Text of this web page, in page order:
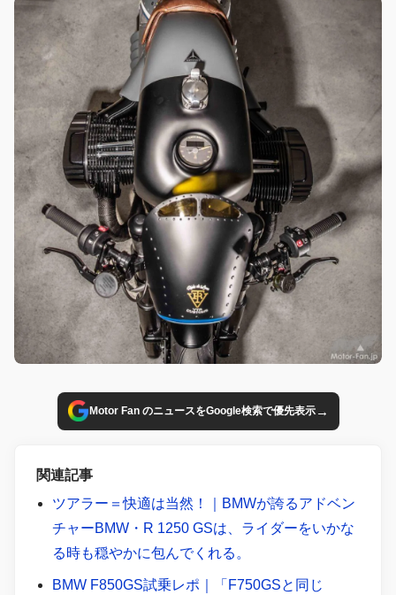
Motor Fan のニュースをGoogle検索で優先表示→
関連記事
ツアラー＝快適は当然！｜BMWが誇るアドベン
チャーBMW・R 1250 GSは、ライダーをいかな
る時も穏やかに包んでくれる。
BMW F850GS試乗レポ｜「F750GSと同じ